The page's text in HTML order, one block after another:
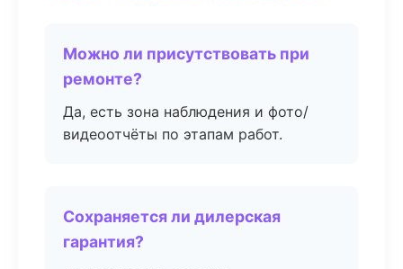
Можно ли присутствовать при
ремонте?
Да, есть зона наблюдения и фото/
видеоотчёты по этапам работ.
Сохраняется ли дилерская
гарантия?